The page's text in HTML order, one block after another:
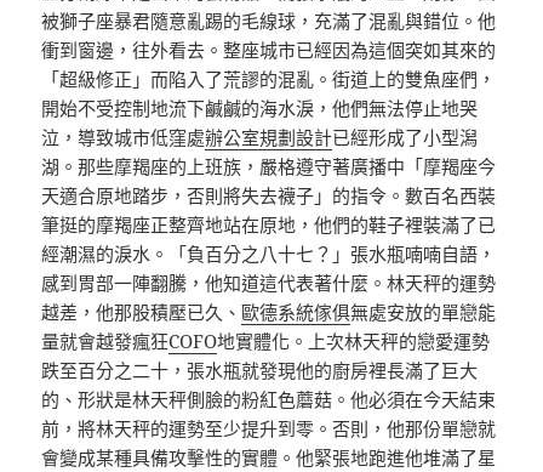
被獅子座暴君隨意亂踢的毛線球，充滿了混亂與錯位。他
衝到窗邊，往外看去。整座城市已經因為這個突如其來的
「超級修正」而陷入了荒謬的混亂。街道上的雙魚座們，
開始不受控制地流下鹹鹹的海水淚，他們無法停止地哭
泣，導致城市低窪處辦公室規劃設計已經形成了小型潟
湖。那些摩羯座的上班族，嚴格遵守著廣播中「摩羯座今
天適合原地踏步，否則將失去襪子」的指令。數百名西裝
筆挺的摩羯座正整齊地站在原地，他們的鞋子裡裝滿了已
經潮濕的淚水。「負百分之八十七？」張水瓶喃喃自語，
感到胃部一陣翻騰，他知道這代表著什麼。林天秤的運勢
越差，他那股積壓已久、歐德系統傢俱無處安放的單戀能
量就會越發瘋狂COFO地實體化。上次林天秤的戀愛運勢
跌至百分之二十，張水瓶就發現他的廚房裡長滿了巨大
的、形狀是林天秤側臉的粉紅色蘑菇。他必須在今天結束
前，將林天秤的運勢至少提升到零。否則，他那份單戀就
會變成某種具備攻擊性的實體。他緊張地跑進他堆滿了星